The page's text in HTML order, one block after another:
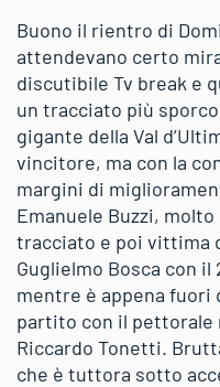
Buono il rientro di
attendevano certo
discutibile Tv break e
un tracciato più
gigante della Val
vincitore, ma con la
margini di
Emanuele Buzzi,
tracciato e poi vittima
Guglielmo Bosca con il
mentre è appena fuori
partito con il pettorale
Riccardo Tonetti.
che è tuttora sotto